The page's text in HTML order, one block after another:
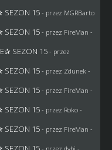
SEZON 15 - przez MGRBarto
SEZON 15 - przez FireMan -
SEZON 15 - przez
SEZON 15 - przez Zdunek -
SEZON 15 - przez FireMan -
SEZON 15 - przez Roko-
SEZON 15 - przez FireMan -